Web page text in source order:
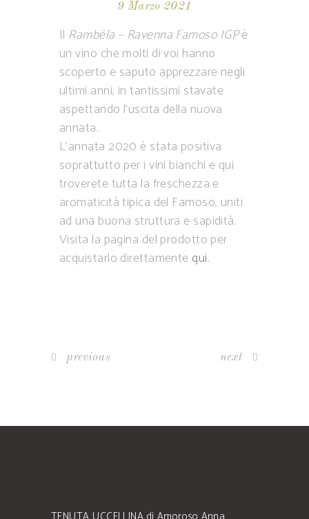
9 Marzo 2021
Il Rambëla – Ravenna Famoso IGPè
un vino che molti di voi hanno
scoperto e saputo apprezzare negli
ultimi anni, in tantissimi stavate
aspettando l’uscita della nuova
annata.
L’annata 2020 è stata positiva
soprattutto per i vini bianchi e qui
troverete tutta la freschezza e
aromaticità tipica del Famoso, uniti
ad una buona struttura e sapidità.
Visita la pagina del prodotto per
acquistarlo direttamente qui.
previous next